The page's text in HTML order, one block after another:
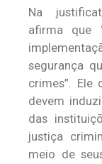
Na
afirma que
segurança
crimes”. Ele
devem
das
justiça
meio de